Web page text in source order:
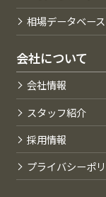
相場データベース
会社について
会社情報
スタッフ紹介
採用情報
プライバシーポ